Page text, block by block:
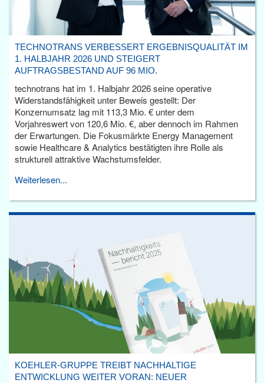
TECHNOTRANS VERBESSERT ERGEBNISQUALITÄT IM
1. HALBJAHR 2026 UND STEIGERT
AUFTRAGSBESTAND AUF 96 MIO.
technotrans hat im 1. Halbjahr 2026 seine operative
Widerstandsfähigkeit unter Beweis gestellt: Der
Konzernumsatz lag mit 113,3 Mio. € unter dem
Vorjahreswert von 120,6 Mio. €, aber dennoch im Rahmen
der Erwartungen. Die Fokusmärkte Energy Management
sowie Healthcare & Analytics bestätigten ihre Rolle als
strukturell attraktive Wachstumsfelder.
Weiterlesen...
KOEHLER-GRUPPE TREIBT NACHHALTIGE
ENTWICKLUNG WEITER VORAN: NEUER